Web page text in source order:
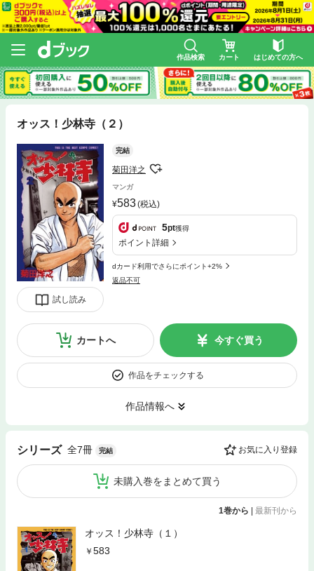
作品検索 カート はじめての方へ
オッス！少林寺（２）
試し読み
完結
菊田洋之
マンガ
583(税込)
5pt獲得
ポイント詳細
dカード利用でさらにポイント+2%
返品不可
カートへ 今すぐ買う
作品をチェックする
作品情報へ
シリーズ 全7冊 完結 お気に入り登録
未購入巻をまとめて買う
1巻から 最新刊から
オッス！少林寺（１）
583